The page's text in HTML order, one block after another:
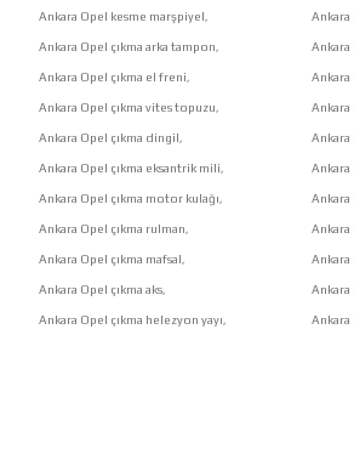
Ankara Opel kesme marşpiyel, Ankara
Ankara Opel çıkma arka tampon, Ankara
Ankara Opel çıkma el freni, Ankara
Ankara Opel çıkma vites topuzu, Ankara
Ankara Opel çıkma dingil, Ankara
Ankara Opel çıkma eksantrik mili, Ankara
Ankara Opel çıkma motor kulağı, Ankara
Ankara Opel çıkma rulman, Ankara
Ankara Opel çıkma mafsal, Ankara
Ankara Opel çıkma aks, Ankara
Ankara Opel çıkma helezyon yayı, Ankara